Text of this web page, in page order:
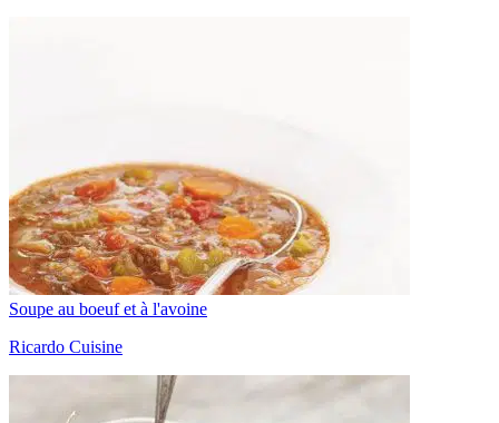
Soupe au boeuf et à l'avoine
Ricardo Cuisine